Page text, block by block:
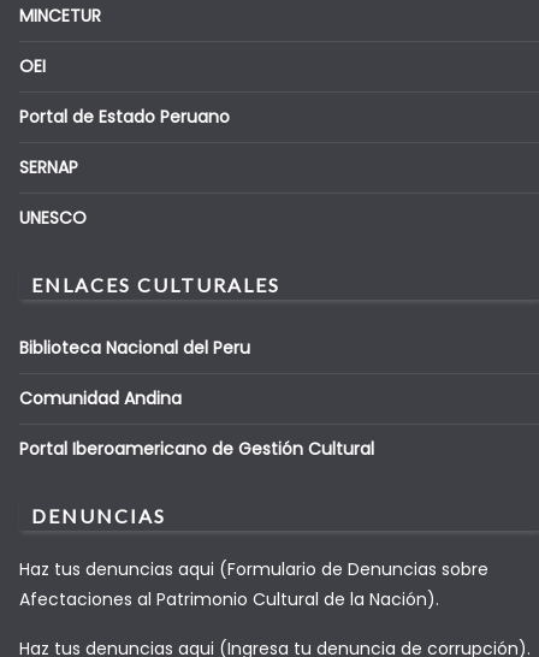
MINCETUR
OEI
Portal de Estado Peruano
SERNAP
UNESCO
ENLACES CULTURALES
Biblioteca Nacional del Peru
Comunidad Andina
Portal Iberoamericano de Gestión Cultural
DENUNCIAS
Haz tus denuncias aqui (Formulario de Denuncias sobre
Afectaciones al Patrimonio Cultural de la Nación).
Haz tus denuncias aqui (Ingresa tu denuncia de corrupción).